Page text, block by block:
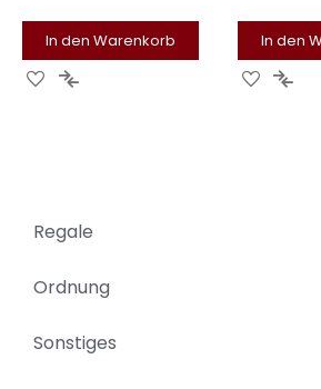
In den Warenkorb
Zur Zur
In den
Zur Zur
Regale
Ordnung
Sonstiges